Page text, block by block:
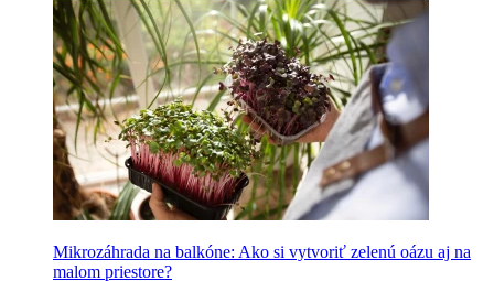
Mikrozáhrada na balkóne: Ako si vytvoriť zelenú oázu aj na
malom priestore?